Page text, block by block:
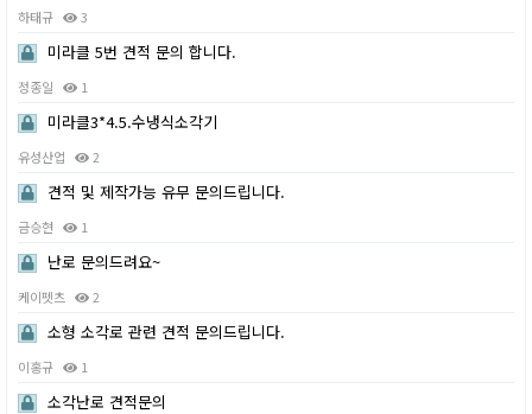
하태규 3
미라클 5번 견적 문의 합니다.
정종일 1
미라클3*4.5.수냉식소각기
유성산업 2
견적 및 제작가능 유무 문의드립니다.
금승현 1
난로 문의드려요~
케이펫츠 2
소형 소각로 관련 견적 문의드립니다.
이홍규 1
소각난로 견적문의